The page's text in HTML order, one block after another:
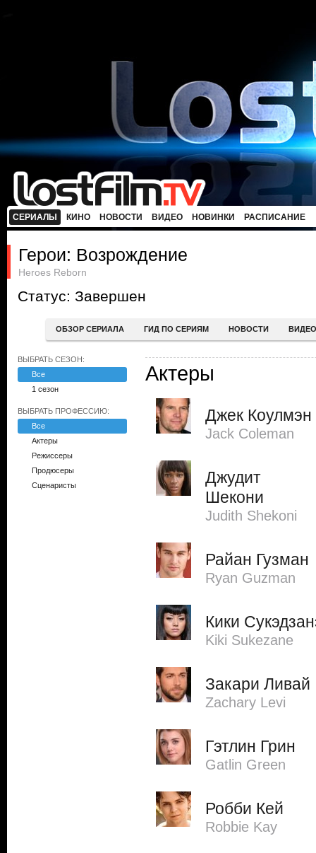
СЕРИАЛЫ КИНО НОВОСТИ ВИДЕО НОВИНКИ РАСПИСАНИЕ
Герои: Возрождение
Heroes Reborn
Статус: Завершен
ОБЗОР СЕРИАЛА ГИД ПО СЕРИЯМ НОВОСТИ ВИДЕО
ВЫБРАТЬ СЕЗОН:
Все
1 сезон
ВЫБРАТЬ ПРОФЕССИЮ:
Все
Актеры
Режиссеры
Продюсеры
Сценаристы
Актеры
Джек Коулмэн
Jack Coleman
Джудит
Шекони
Judith Shekoni
Райан Гузман
Ryan Guzman
Кики
Kiki Sukezane
Закари Ливай
Zachary Levi
Гэтлин Грин
Gatlin Green
Робби Кей
Robbie Kay